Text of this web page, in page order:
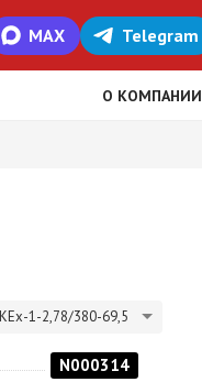
MAX Telegram
О КОМПАНИИ
1-2,78/380-69,5
N000314